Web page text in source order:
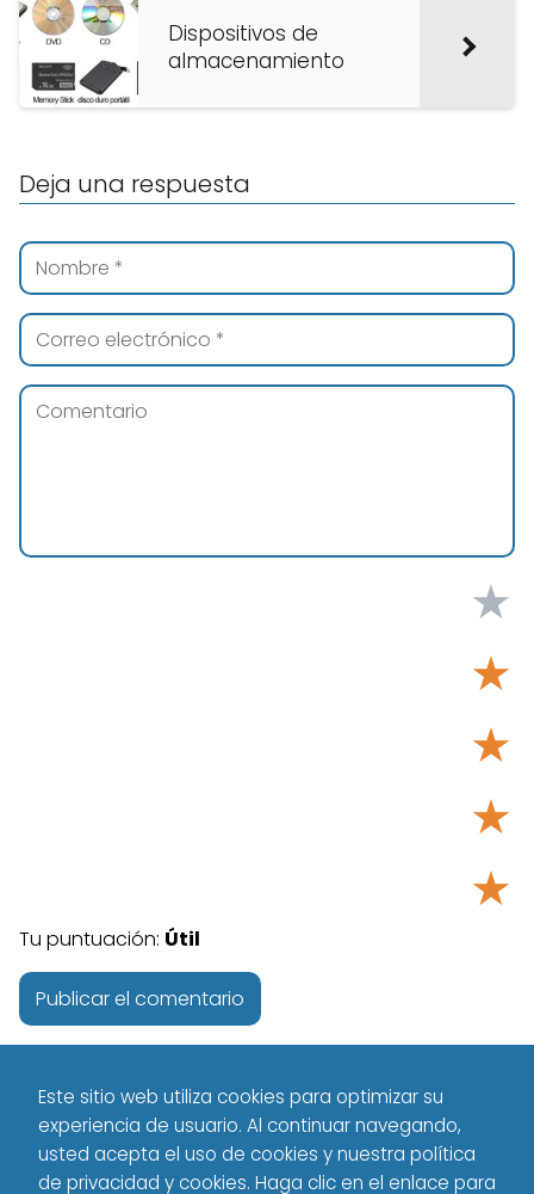
Dispositivos de
almacenamiento
Deja una respuesta
★
★
★
★
★
Tu puntuación: Útil
Este sitio web utiliza cookies para optimizar su
experiencia de usuario. Al continuar navegando,
usted acepta el uso de cookies y nuestra política
de privacidad y cookies. Haga clic en el enlace para